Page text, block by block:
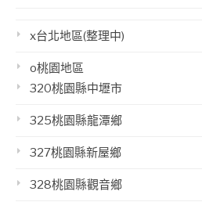
x台北地區(整理中)
o桃園地區
320桃園縣中壢市
325桃園縣龍潭鄉
327桃園縣新屋鄉
328桃園縣觀音鄉